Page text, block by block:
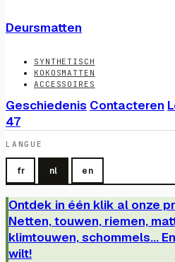
Deursmatten
SYNTHETISCH
KOKOSMATTEN
ACCESSOIRES
Geschiedenis Contacteren
47
LANGUE
fr nl en
Ontdek in één klik al onze
Netten, touwen, riemen,
klimtouwen, schommels...
wilt!